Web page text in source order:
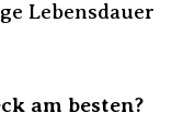
Lebensdauer
am besten?